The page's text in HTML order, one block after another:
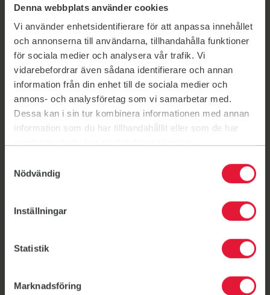
Denna webbplats använder cookies
Vi använder enhetsidentifierare för att anpassa innehållet
och annonserna till användarna, tillhandahålla funktioner
för sociala medier och analysera vår trafik. Vi
vidarebefordrar även sådana identifierare och annan
information från din enhet till de sociala medier och
annons- och analysföretag som vi samarbetar med.
Dessa kan i sin tur kombinera informationen med annan
information som du har tillhandahållit eller som de har
Nödvändig
Inställningar
Statistik
Marknadsföring
Nyheter
Spin of Hope
4 juni 2026